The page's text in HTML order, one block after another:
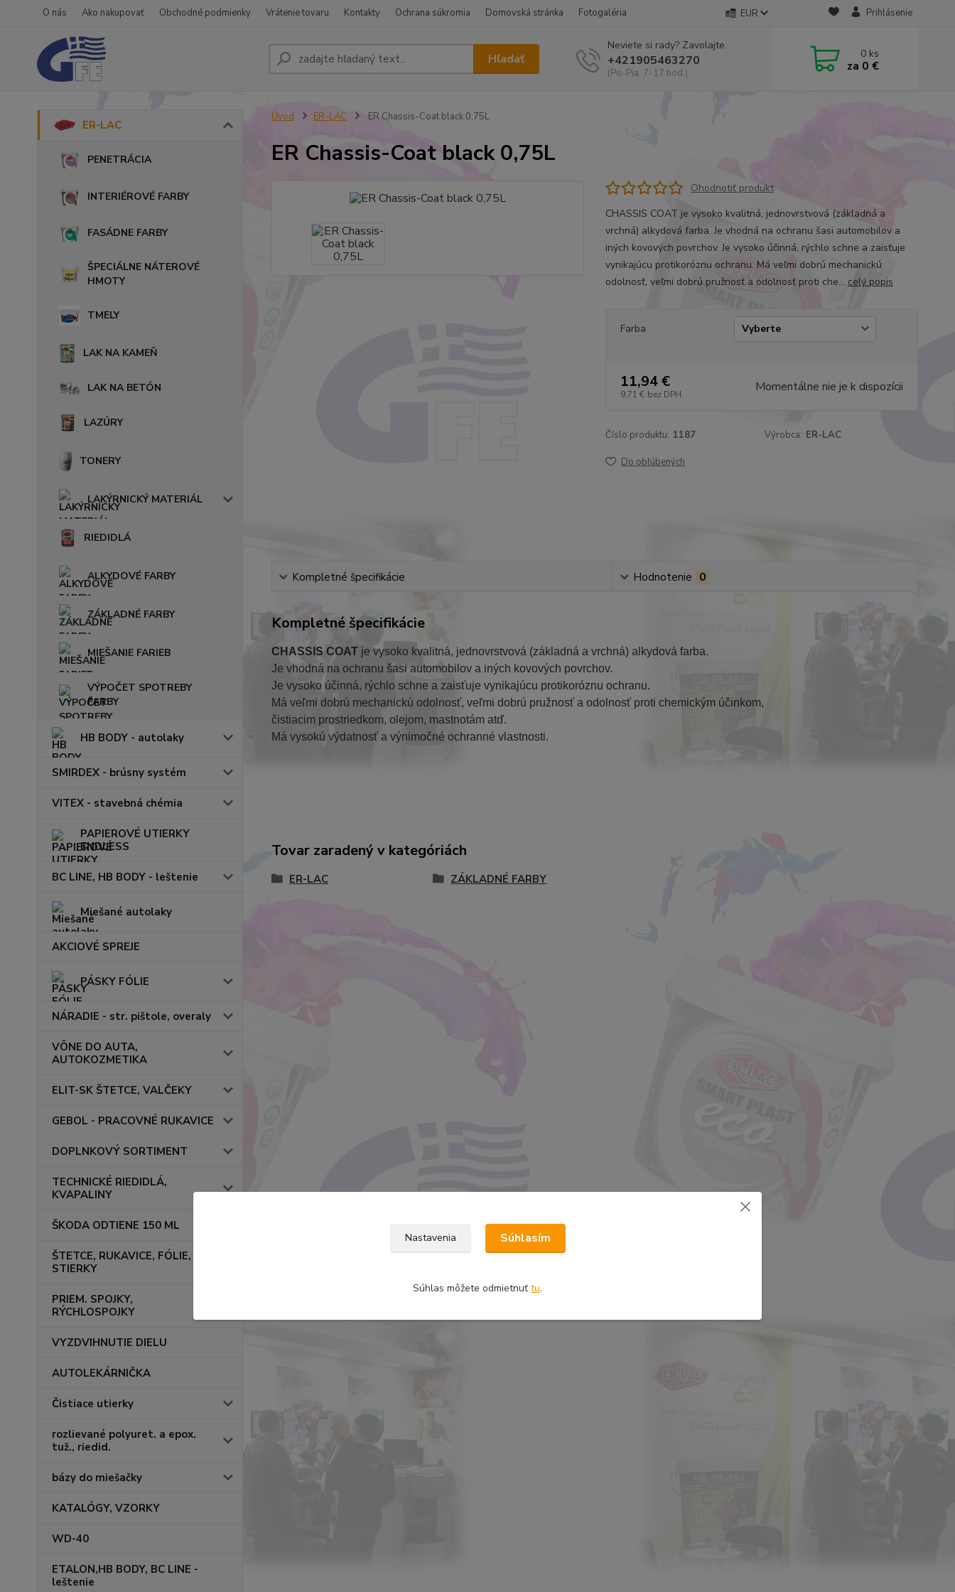
O nás Ako nakupovať Obchodné podmienky Vrátenie tovaru Kontakty Ochrana súkromia Domovská stránka Fotogaléria EUR Prihlásenie
Hľadať
Neviete si rady? Zavolajte.
+421905463270
(Po-Pia, 7-17 hod.)
0 ks
za 0 €
ER-LAC
PENETRÁCIA
INTERIÉROVÉ FARBY
FASÁDNE FARBY
ŠPECIÁLNE NÁTEROVÉ
HMOTY
TMELY
LAK NA KAMEŇ
LAK NA BETÓN
LAZÚRY
TONERY
LAKÝRNICKÝ MATERIÁL
RIEDIDLÁ
ALKYDOVÉ FARBY
ZÁKLADNÉ FARBY
MIEŠANIE FARIEB
VÝPOČET SPOTREBY
FARBY
HB BODY - autolaky
SMIRDEX - brúsny systém
VITEX - stavebná chémia
PAPIEROVÉ UTIERKY
ENDLESS
BC LINE, HB BODY - leštenie
Miešané autolaky
AKCIOVÉ SPREJE
PÁSKY FÓLIE
NÁRADIE - str. pištole, overaly
VÔNE DO AUTA,
AUTOKOZMETIKA
ELIT-SK ŠTETCE, VALČEKY
GEBOL - PRACOVNÉ RUKAVICE
DOPLNKOVÝ SORTIMENT
TECHNICKÉ RIEDIDLÁ,
KVAPALINY
ŠKODA ODTIENE 150 ML
ŠTETCE, RUKAVICE, FÓLIE,
STIERKY
PRIEM. SPOJKY,
RÝCHLOSPOJKY
VYZDVIHNUTIE DIELU
AUTOLEKÁRNIČKA
Čistiace utierky
rozlievané polyuret. a epox.
tuž., riedid.
bázy do miešačky
KATALÓGY, VZORKY
WD-40
ETALON,HB BODY, BC LINE -
leštenie
Úvod ER-LAC ER Chassis-Coat black 0,75L
ER Chassis-Coat black 0,75L
Ohodnotiť produkt
CHASSIS COAT je vysoko kvalitná, jednovrstvová (základná a
vrchná) alkydová farba. Je vhodná na ochranu šasi automobilov a
iných kovových povrchov. Je vysoko účinná, rýchlo schne a zaisťuje
vynikajúcu protikoróznu ochranu. Má veľmi dobrú mechanickú
odolnosť, veľmi dobrú pružnosť a odolnosť proti che... celý popis
Farba
11,94 €
9,71 € bez DPH Momentálne nie je k dispozícii
Číslo produktu: 1187 Výrobca: ER-LAC
Do obľúbených
Kompletné špecifikácie Hodnotenie 0
Kompletné špecifikácie
CHASSIS COAT je vysoko kvalitná, jednovrstvová (základná a vrchná) alkydová farba.
Je vhodná na ochranu šasi automobilov a iných kovových povrchov.
Je vysoko účinná, rýchlo schne a zaisťuje vynikajúcu protikoróznu ochranu.
Má veľmi dobrú mechanickú odolnosť, veľmi dobrú pružnosť a odolnosť proti chemickým účinkom,
čistiacim prostriedkom, olejom, mastnotám atď.
Má vysokú výdatnosť a výnimočné ochranné vlastnosti.
Tovar zaradený v kategóriách
ER-LAC ZÁKLADNÉ FARBY
Nastavenia Súhlasím
Súhlas môžete odmietnuť tu.